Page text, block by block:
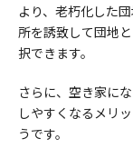
より、老朽化した
所を誘致して団地
択できます。
さらに、空き家に
しやすくなるメリ
うです。